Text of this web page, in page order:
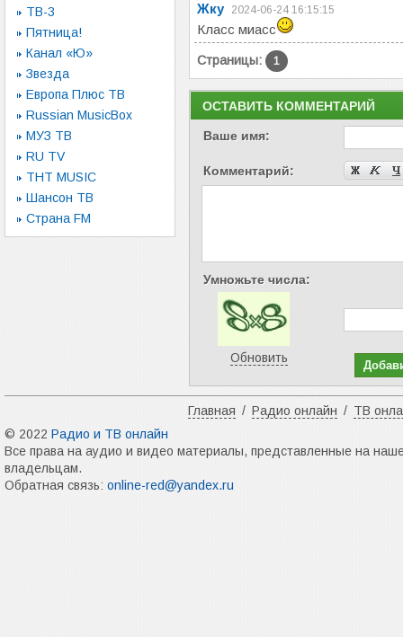
ТВ-3
Пятница!
Канал «Ю»
Звезда
Европа Плюс ТВ
Russian MusicBox
МУЗ ТВ
RU TV
ТНТ MUSIC
Шансон ТВ
Страна FM
Жку
2024-06-24 16:15:15
Класс миасс
Страницы: 1
ОСТАВИТЬ КОММЕНТАРИЙ
Ваше имя:
Комментарий:
Умножьте числа:
Обновить
Главная / Радио онлайн / ТВ
© 2022 Радио и ТВ онлайн
Все права на аудио и видео материалы, представленные на
владельцам.
Обратная связь: online-red@yandex.ru